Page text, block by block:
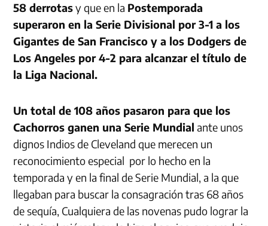
58 derrotasy que en la Postemporada
superaron en la Serie Divisional por 3-1 a los
Gigantes de San Francisco y a los Dodgers de
Los Angeles por 4-2 para alcanzar el título de
la Liga Nacional.
Un total de 108 años pasaron para que los
Cachorros ganen una Serie Mundial ante unos
dignos Indios de Cleveland que merecen un
reconocimiento especial por lo hecho en la
temporada y en la final de Serie Mundial, a la que
llegaban para buscar la consagración tras 68 años
de sequía, Cualquiera de las novenas pudo lograr la